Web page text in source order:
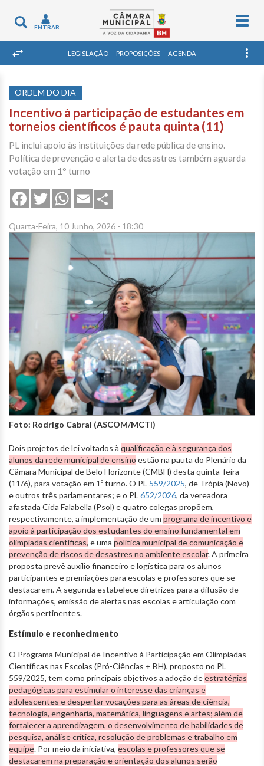
Toggle
navigation
ENTRAR
LEGISLAÇÃO PROPOSIÇÕES AGENDA
ORDEM DO DIA
Incentivo à participação de estudantes em
torneios científicos é pauta quinta (11)
PL inclui apoio às instituições da rede pública de ensino.
Política de prevenção e alerta de desastres também aguarda
votação em 1º turno
FacebookTwitterWhatsApp
Email
Quarta-Feira, 10 Junho, 2026 - 18:30
Foto: Rodrigo Cabral (ASCOM/MCTI)
Dois projetos de lei voltados à qualificação e à segurança dos
alunos da rede municipal de ensino estão na pauta do Plenário da
Câmara Municipal de Belo Horizonte (CMBH) desta quinta-feira
(11/6), para votação em 1º turno. O PL 559/2025, de Trópia (Novo)
e outros três parlamentares; e o PL652/2026, da vereadora
afastada Cida Falabella (Psol) e quatro colegas propõem,
respectivamente, a implementação de um programa de incentivo e
apoio à participação dos estudantes do ensino fundamental em
olimpíadas científicas, e uma política municipal de comunicação e
prevenção de riscos de desastres no ambiente escolar. A primeira
proposta prevê auxílio financeiro e logística para os alunos
participantes e premiações para escolas e professores que se
destacarem. A segunda estabelece diretrizes para a difusão de
informações, emissão de alertas nas escolas e articulação com
órgãos pertinentes.
Estímulo e reconhecimento
O Programa Municipal de Incentivo à Participação em Olimpíadas
Científicas nas Escolas (Pró-Ciências + BH), proposto no PL
559/2025, tem como principais objetivos a adoção deestratégias
pedagógicas para estimular o interesse das crianças e
adolescentes e despertar vocações para as áreas de ciência,
tecnologia, engenharia, matemática, linguagens e artes; além de
fortalecer a aprendizagem, o desenvolvimento de habilidades de
pesquisa, análise crítica, resolução de problemas e trabalho em
equipe. Por meio da iniciativa, escolas e professores que se
destacarem na preparação e orientação dos alunos serão